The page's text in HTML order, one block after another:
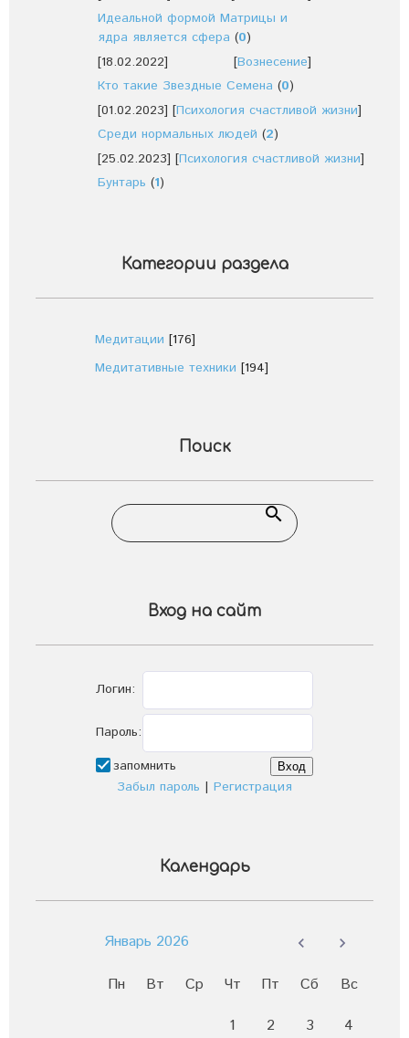
Идеальной формой Матрицы и
ядра является сфера (0)
[18.02.2022]
[Вознесение]
Кто такие Звездные Семена (0)
[01.02.2023] [Психология счастливой жизни]
Среди нормальных людей (2)
[25.02.2023] [Психология счастливой жизни]
Бунтарь (1)
Категории раздела
Медитации [176]
Медитативные техники [194]
Поиск
Вход на сайт
Логин:
Пароль:
запомнить
Забыл пароль | Регистрация
Календарь
Январь 2026
Пн Вт Ср Чт Пт Сб
Вс
1
2 3
4